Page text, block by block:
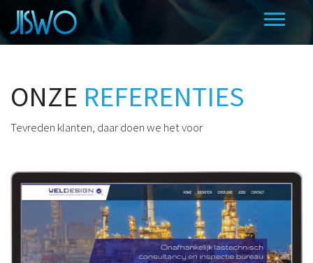
ONZE REFERENTIES
Tevreden klanten, daar doen we het voor